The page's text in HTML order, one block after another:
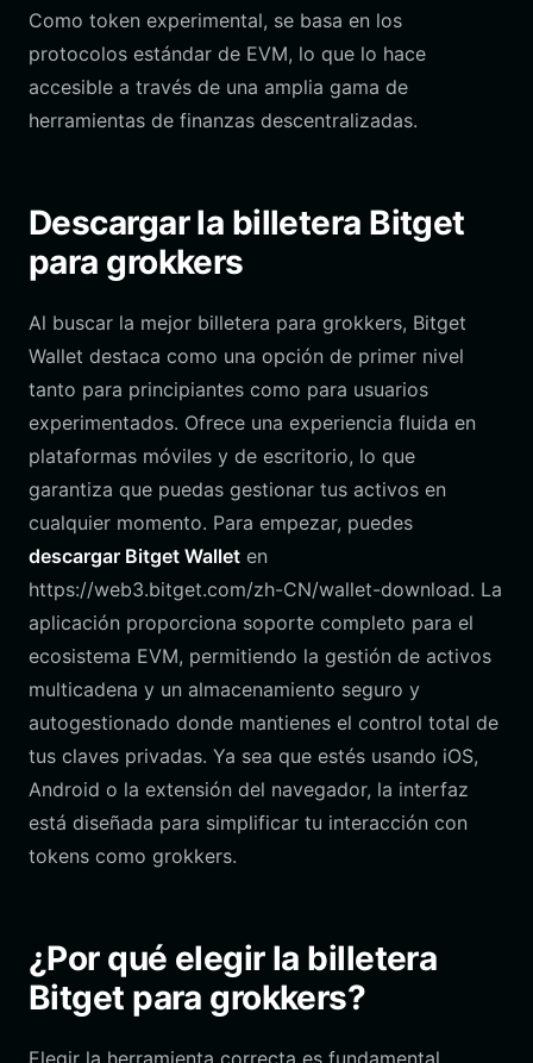
Como token experimental, se basa en los
protocolos estándar de EVM, lo que lo hace
accesible a través de una amplia gama de
herramientas de finanzas descentralizadas.
Descargar la billetera Bitget
para grokkers
Al buscar la mejor billetera para grokkers, Bitget
Wallet destaca como una opción de primer nivel
tanto para principiantes como para usuarios
experimentados. Ofrece una experiencia fluida en
plataformas móviles y de escritorio, lo que
garantiza que puedas gestionar tus activos en
cualquier momento. Para empezar, puedes
descargar Bitget Wallet en
https://web3.bitget.com/zh-CN/wallet-download. La
aplicación proporciona soporte completo para el
ecosistema EVM, permitiendo la gestión de activos
multicadena y un almacenamiento seguro y
autogestionado donde mantienes el control total de
tus claves privadas. Ya sea que estés usando iOS,
Android o la extensión del navegador, la interfaz
está diseñada para simplificar tu interacción con
tokens como grokkers.
¿Por qué elegir la billetera
Bitget para grokkers?
Elegir la herramienta correcta es fundamental